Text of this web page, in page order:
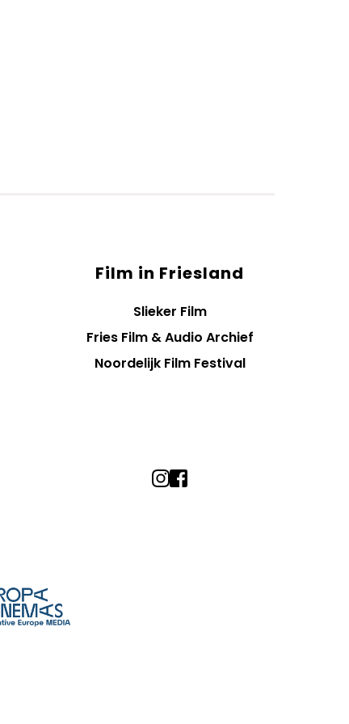
Film in Friesland
Slieker Film
Fries Film & Audio Archief
Noordelijk Film Festival